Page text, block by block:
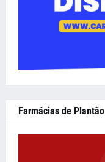
Farmácias de Plantão